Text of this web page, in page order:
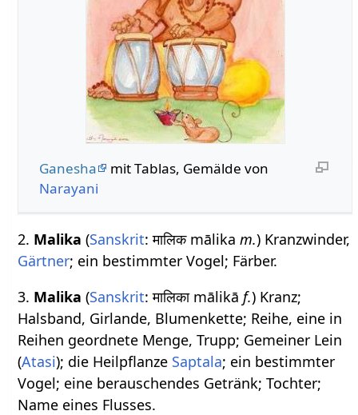
Ganesha
mit Tablas, Gemälde von
Narayani
2. Malika (Sanskrit: मालिक mālikam.) Kranzwinder,
Gärtner; ein bestimmter Vogel; Färber.
3. Malika (Sanskrit: मालिका mālikāf.) Kranz;
Halsband, Girlande, Blumenkette; Reihe, eine in
Reihen geordnete Menge, Trupp; Gemeiner Lein
(Atasi); die Heilpflanze Saptala; ein bestimmter
Vogel; eine berauschendes Getränk; Tochter;
Name eines Flusses.